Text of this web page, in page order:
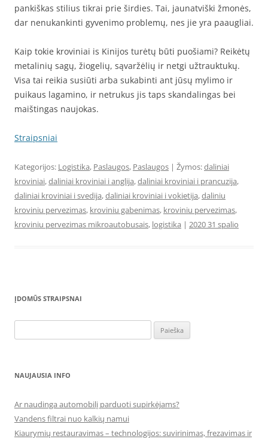
pankiškas stilius tikrai prie širdies. Tai, jaunatviški žmonės,
dar nenukankinti gyvenimo problemų, nes jie yra paaugliai.
Kaip tokie kroviniai is Kinijos turėtų būti puošiami? Reikėtų
metalinių sagų, žiogelių, sąvaržėlių ir netgi užtrauktukų.
Visa tai reikia susiūti arba sukabinti ant jūsų mylimo ir
puikaus lagamino, ir netrukus jis taps skandalingas bei
maištingas naujokas.
Straipsniai
Kategorijos: Logistika, Paslaugos, Paslaugos | Žymos:daliniai
kroviniai,daliniai kroviniai i anglija,daliniai kroviniai i prancuzija,
daliniai kroviniai i svedija,daliniai kroviniai i vokietija,daliniu
kroviniu pervezimas, kroviniu gabenimas, kroviniu pervezimas,
kroviniu pervezimas mikroautobusais, logistika | 2020 31 spalio
ĮDOMŪS STRAIPSNAI
NAUJAUSIA INFO
Ar naudinga automobilį parduoti supirkėjams?
Vandens filtrai nuo kalkių namui
Kiaurymių restauravimas – technologijos: suvirinimas, frezavimas ir